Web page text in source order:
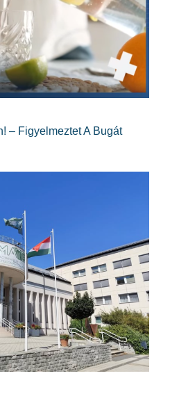
– Figyelmeztet A Bugát